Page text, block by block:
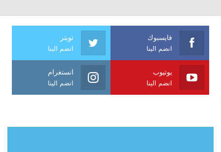
فايسبوك
انضم الينا
تويتر
انضم الينا
يوتيوب
انضم الينا
انستغرام
انضم الينا